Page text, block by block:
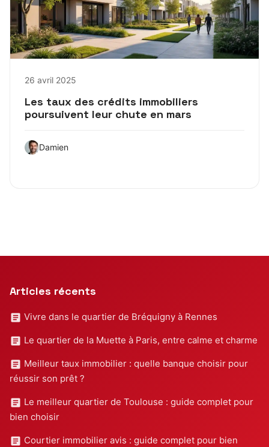
26 avril 2025
Les taux des crédits immobiliers
poursuivent leur chute en mars
Damien
Articles récents
Vivre dans le quartier de Bréquigny à Rennes
Le quartier de la Muette à Paris, entre calme et charme
Meilleur taux immobilier : quelle banque choisir pour
réussir son prêt ?
Le meilleur quartier de Toulouse : guide complet pour
bien choisir
Courtier immobilier avis : guide complet pour bien